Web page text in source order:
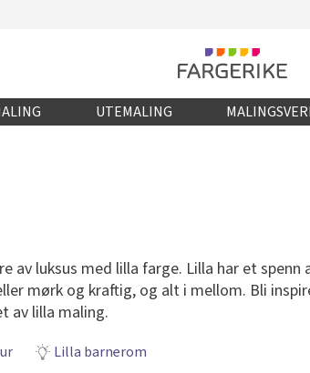
UTEMALING
av luksus med lilla farge. Lilla har et spenn
mørk og kraftig, og alt i mellom. Bli
av lilla maling.
Lilla barnerom